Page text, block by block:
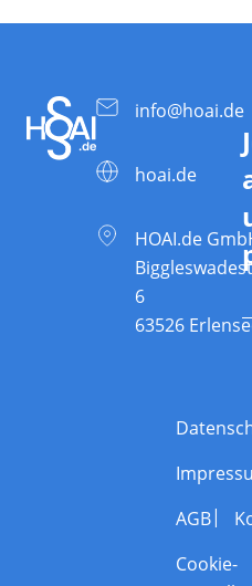
info@hoai.de
hoai.de
HOAI.de
6
63526
AGB
Cookie-